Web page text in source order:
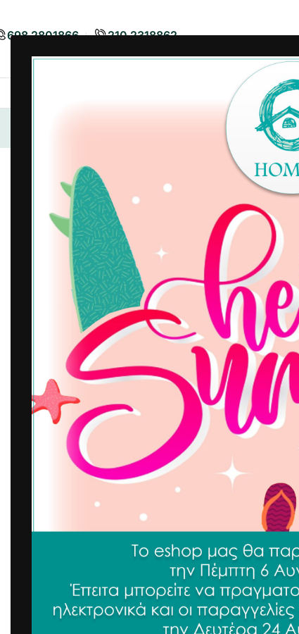
698 2801866 210 2318862
Είδη Διακόσμησης
Ταπέτα - Χαλιά